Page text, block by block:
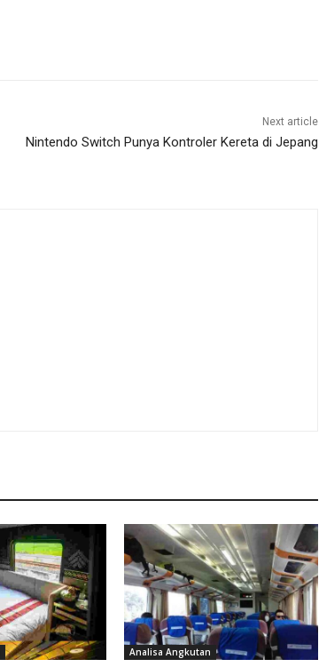
Next article
Nintendo Switch Punya Kontroler Kereta di Jepang
Analisa Angkutan